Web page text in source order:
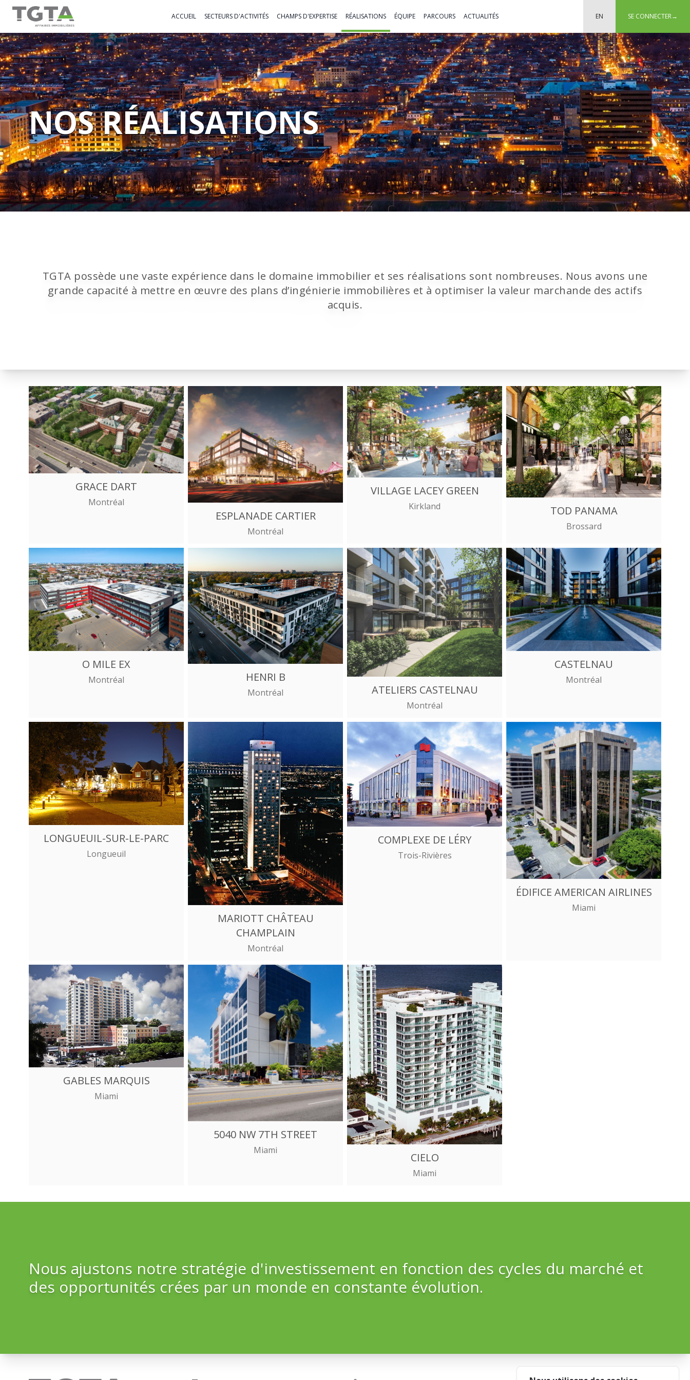
TGTA ACCUEIL SECTEURS D'ACTIVITÉS CHAMPS D'EXPERTISE RÉALISATIONS ÉQUIPE PARCOURS ACTUALITÉS EN SE CONNECTER→
NOS RÉALISATIONS
TGTA possède une vaste expérience dans le domaine immobilier et ses réalisations sont nombreuses. Nous avons une
grande capacité à mettre en œuvre des plans d’ingénierie immobilières et à optimiser la valeur marchande des actifs
acquis.
GRACE DART
Montréal
ESPLANADE CARTIER
Montréal
VILLAGE LACEY GREEN
Kirkland TOD PANAMA
Brossard
O MILE EX
Montréal HENRI B
Montréal ATELIERS CASTELNAU
Montréal
CASTELNAU
Montréal
LONGUEUIL-SUR-LE-PARC
Longueuil
MARIOTT CHÂTEAU
CHAMPLAIN
Montréal
COMPLEXE DE LÉRY
Trois-Rivières
ÉDIFICE AMERICAN AIRLINES
Miami
GABLES MARQUIS
Miami
5040 NW 7TH STREET
Miami
CIELO
Miami
Nous ajustons notre stratégie d'investissement en fonction des cycles du marché et
des opportunités crées par un monde en constante évolution.